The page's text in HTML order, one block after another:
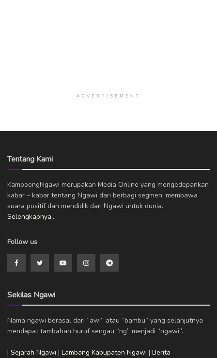
ADVERTISEMENT
Tentang Kami
KampoengNgawi merupakan Media Online yang mengedepankan
kabar – kabar tentang Ngawi dari berbagi segmen, membawa
suara positif dan mendidik dari Ngawi untuk dunia.
Selengkapnya..
Follow us
Sekilas Ngawi
Nama ngawi berasal dari “awi” atau “bambu” yang selanjutnya
mendapat tambahan huruf sengau “ng” menjadi “ngawi”.
| Sejarah Ngawi | Lambang Kabupaten Ngawi | Berita